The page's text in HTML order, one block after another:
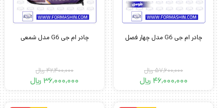
چادر ام جی G6 مدل چهار فصل
57,600,000﷼
46,000,000 ﷼
چادر ام جی G6 مدل شمعی
42,400,000﷼
36,000,000 ﷼